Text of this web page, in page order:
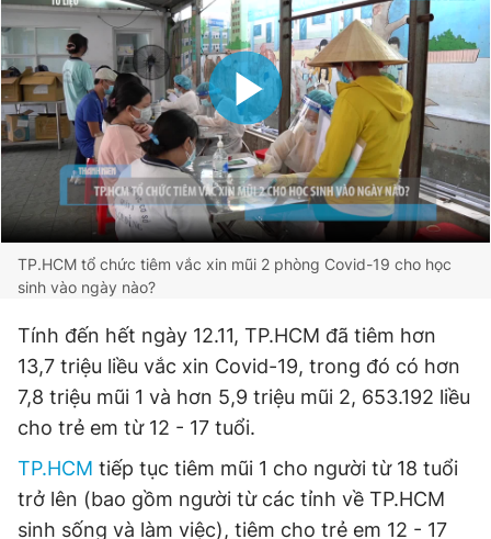
TP.HCM tổ chức tiêm vắc xin mũi 2 phòng Covid-19 cho học
sinh vào ngày nào?
Tính đến hết ngày 12.11, TP.HCM đã tiêm hơn
13,7 triệu liều vắc xin Covid-19, trong đó có hơn
7,8 triệu mũi 1 và hơn 5,9 triệu mũi 2, 653.192 liều
cho trẻ em từ 12 - 17 tuổi.
TP.HCM tiếp tục tiêm mũi 1 cho người từ 18 tuổi
trở lên (bao gồm người từ các tỉnh về TP.HCM
sinh sống và làm việc), tiêm cho trẻ em 12 - 17